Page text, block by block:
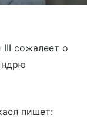
сожалеет о
пишет: